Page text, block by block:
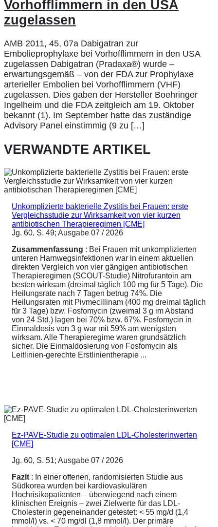
Vorhofflimmern in den USA
zugelassen
AMB 2011, 45, 07a Dabigatran zur
Embolieprophylaxe bei Vorhofflimmern in den USA
zugelassen Dabigatran (Pradaxa®) wurde –
erwartungsgemäß – von der FDA zur Prophylaxe
arterieller Embolien bei Vorhofflimmern (VHF)
zugelassen. Dies gaben der Hersteller Boehringer
Ingelheim und die FDA zeitgleich am 19. Oktober
bekannt (1). Im September hatte das zuständige
Advisory Panel einstimmig (9 zu […]
VERWANDTE ARTIKEL
Unkomplizierte bakterielle Zystitis bei Frauen: erste
Vergleichsstudie zur Wirksamkeit von vier kurzen
antibiotischen Therapieregimen [CME]
Jg. 60, S. 49; Ausgabe 07 / 2026
Zusammenfassung : Bei Frauen mit unkomplizierten
unteren Harnwegsinfektionen war in einem aktuellen
direkten Vergleich von vier gängigen antibiotischen
Therapieregimen (SCOUT-Studie) Nitrofurantoin am
besten wirksam (dreimal täglich 100 mg für 5 Tage). Die
Heilungsrate nach 7 Tagen betrug 74%. Die
Heilungsraten mit Pivmecillinam (400 mg dreimal täglich
für 3 Tage) bzw. Fosfomycin (zweimal 3 g im Abstand
von 24 Std.) lagen bei 70% bzw. 67%. Fosfomycin in
Einmaldosis von 3 g war mit 59% am wenigsten
wirksam. Alle Therapieregime waren grundsätzlich
sicher. Die Einmaldosierung von Fosfomycin als
Leitlinien-gerechte Erstlinientherapie ...
Ez-PAVE-Studie zu optimalen LDL-Cholesterinwerten
[CME]
Jg. 60, S. 51; Ausgabe 07 / 2026
Fazit : In einer offenen, randomisierten Studie aus
Südkorea wurden bei kardiovaskulären
Hochrisikopatienten – überwiegend nach einem
klinischen Ereignis – zwei Zielwerte für das LDL-
Cholesterin gegeneinander getestet: < 55 mg/d (1,4
mmol/l) vs. < 70 mg/dl (1,8 mmol/l). Der primäre